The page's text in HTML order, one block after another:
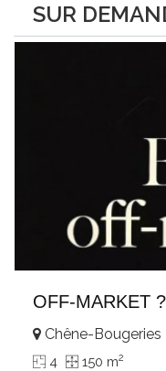
SUR
comprises two
guaranteeing comfort
OFF-MARKET
Chêne-Bougeries
4 150 m2